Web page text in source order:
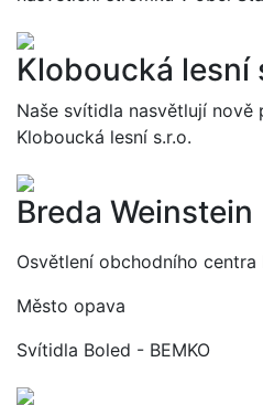
Kloboucká lesní
Naše svítidla nasvětlují
Kloboucká lesní s.r.o.
Breda Weinstein
Osvětlení obchodního centra
Město opava
Svítidla Boled - BEMKO